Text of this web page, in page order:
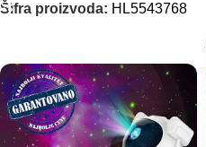
Šifra proizvoda: HL5543768